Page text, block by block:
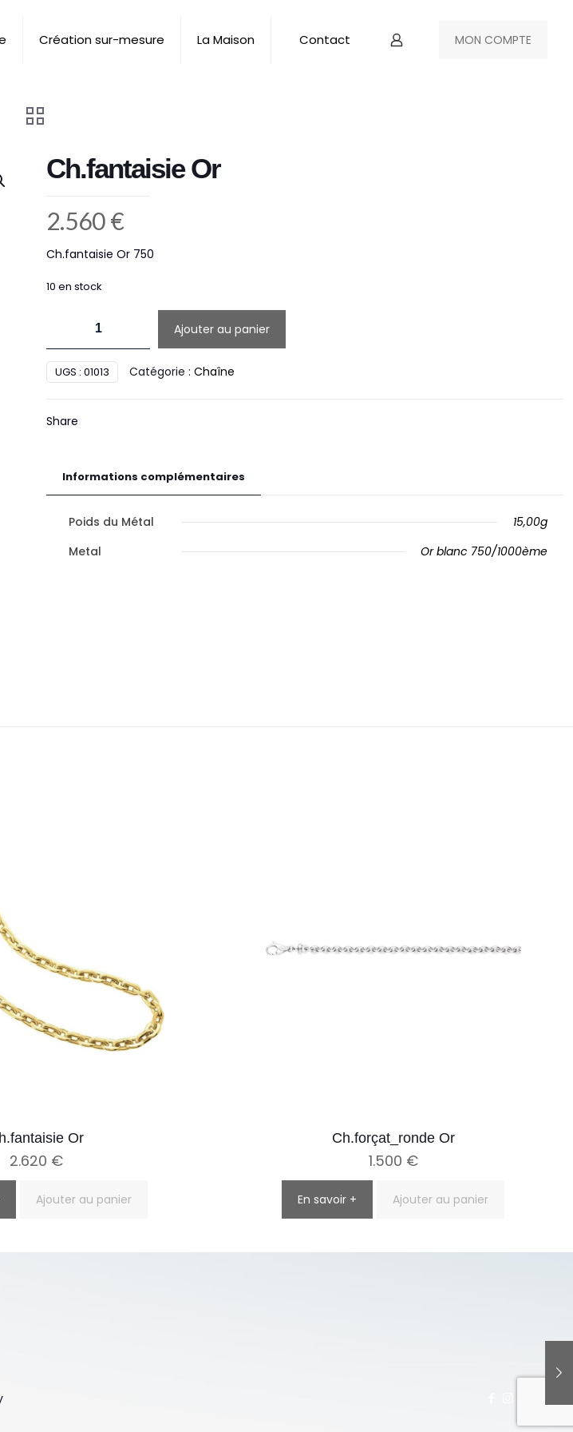
Création sur-mesure La Maison Contact MON COMPTE
Ch.fantaisie Or
2.560€
Ch.fantaisie Or 750
10 en stock
Ch.fantaisie
Or
Ajouter au panier
UGS : 01013 Catégorie : Chaîne
Share
Informations complémentaires
Poids du Métal
15,00g
Metal
Or blanc 750/1000ème
Or
2.620 €
Ajouter au panier
Ch.forçat_ronde Or
1.500 €
En savoir + Ajouter au panier